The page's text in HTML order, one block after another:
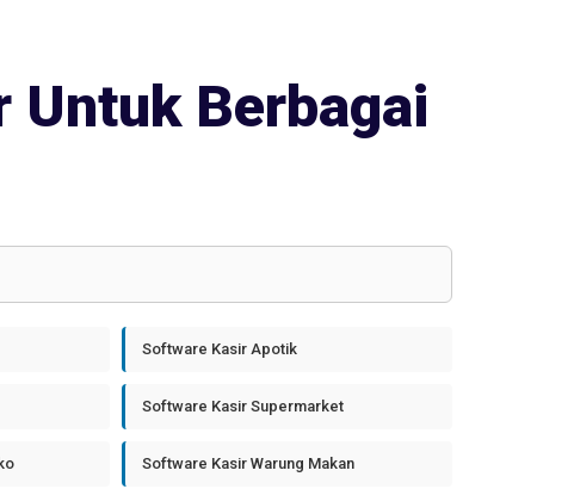
Untuk Berbagai
Software Kasir Apotik
Software Kasir Supermarket
Software Kasir Warung Makan